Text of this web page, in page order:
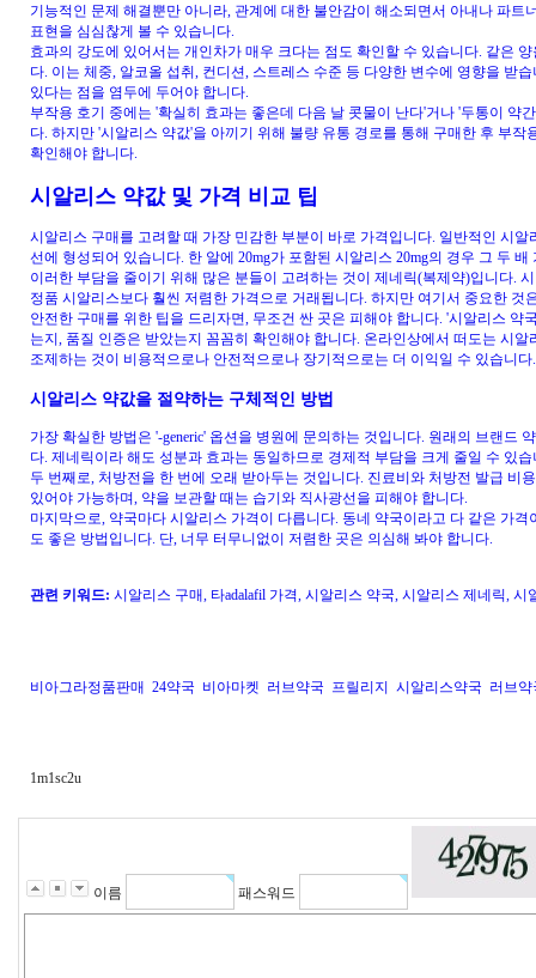
기능적인 문제 해결뿐만 아니라, 관계에 대한 불안감이 해소되면서 아내나 파
표현을 심심찮게 볼 수 있습니다.
효과의 강도에 있어서는 개인차가 매우 크다는 점도 확인할 수 있습니다. 같은
다. 이는 체중, 알코올 섭취, 컨디션, 스트레스 수준 등 다양한 변수에 영향을 받
있다는 점을 염두에 두어야 합니다.
부작용 호기 중에는 '확실히 효과는 좋은데 다음 날 콧물이 난다'거나 '두통이
다. 하지만 '시알리스 약값'을 아끼기 위해 불량 유통 경로를 통해 구매한 후 부
확인해야 합니다.
시알리스 약값 및 가격 비교 팁
시알리스 구매를 고려할 때 가장 민감한 부분이 바로 가격입니다. 일반적인 시
선에 형성되어 있습니다. 한 알에 20mg가 포함된 시알리스 20mg의 경우 그 두
이러한 부담을 줄이기 위해 많은 분들이 고려하는 것이 제네릭(복제약)입니다.
정품 시알리스보다 훨씬 저렴한 가격으로 거래됩니다. 하지만 여기서 중요한
안전한 구매를 위한 팁을 드리자면, 무조건 싼 곳은 피해야 합니다. '시알리스
는지, 품질 인증은 받았는지 꼼꼼히 확인해야 합니다. 온라인상에서 떠도는 시
조제하는 것이 비용적으로나 안전적으로나 장기적으로는 더 이익일 수 있습니다.
시알리스 약값을 절약하는 구체적인 방법
가장 확실한 방법은 '-generic' 옵션을 병원에 문의하는 것입니다. 원래의 브랜드
다. 제네릭이라 해도 성분과 효과는 동일하므로 경제적 부담을 크게 줄일 수 있습
두 번째로, 처방전을 한 번에 오래 받아두는 것입니다. 진료비와 처방전 발급
있어야 가능하며, 약을 보관할 때는 습기와 직사광선을 피해야 합니다.
마지막으로, 약국마다 시알리스 가격이 다릅니다. 동네 약국이라고 다 같은 가
도 좋은 방법입니다. 단, 너무 터무니없이 저렴한 곳은 의심해 봐야 합니다.
관련 키워드: 시알리스 구매, 타adalafil 가격, 시알리스 약국, 시알리스 제네릭,
비아그라정품판매 24약국 비아마켓 러브약국 프릴리지 시알리스약국 러브약
1m1sc2u
이름 패스워드